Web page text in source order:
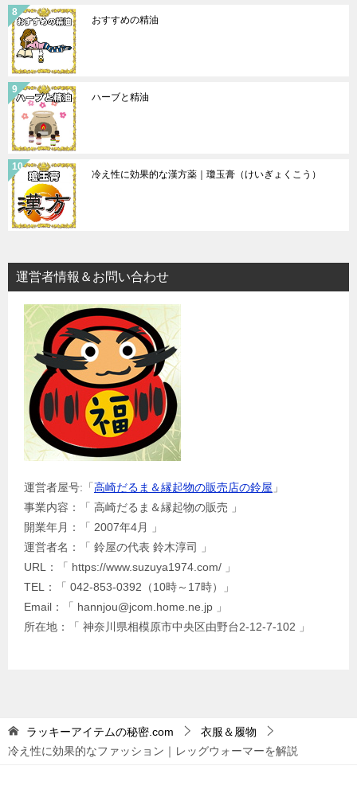
おすすめの精油
ハーブと精油
冷え性に効果的な漢方薬｜瓊玉膏（けいぎょくこう）
運営者情報＆お問い合わせ
運営者屋号:「 高崎だるま＆縁起物の販売店の鈴屋 」
事業内容：「 高崎だるま＆縁起物の販売 」
開業年月：「 2007年4月 」
運営者名：「 鈴屋の代表 鈴木淳司 」
URL：「 https://www.suzuya1974.com/ 」
TEL：「 042-853-0392（10時～17時）」
Email：「 hannjou@jcom.home.ne.jp 」
所在地：「 神奈川県相模原市中央区由野台2-12-7-102 」
ラッキーアイテムの秘密.com
衣服＆履物
冷え性に効果的なファッション｜レッグウォーマーを解説